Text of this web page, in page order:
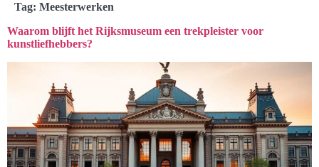
Tag: Meesterwerken
Waarom blijft het Rijksmuseum een trekpleister voor
kunstliefhebbers?